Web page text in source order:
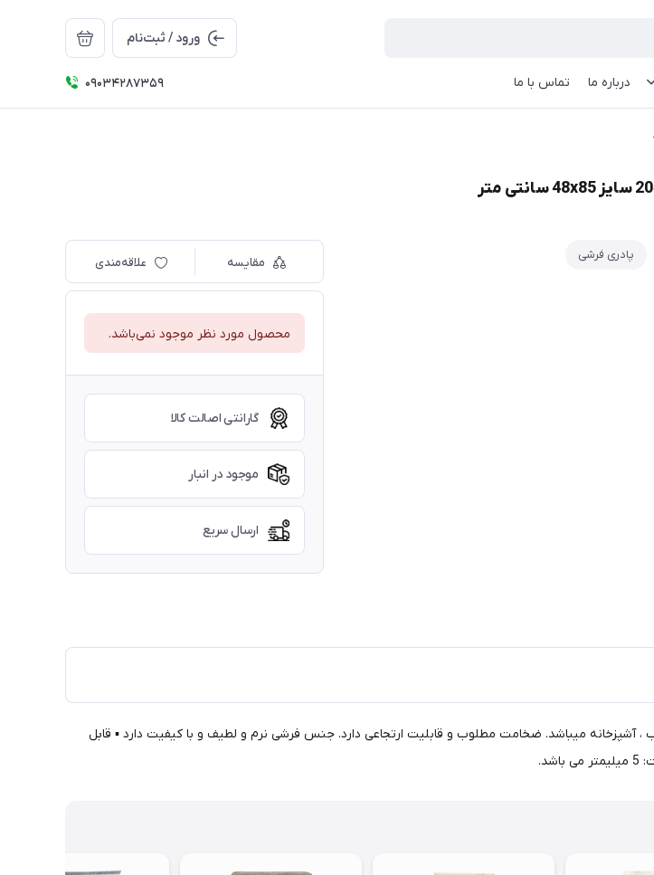
ورود / ثبت‌نام
درباره ما تماس با ما 09034287359
پادری فرشی
مقایسه علاقه‌مندی
محصول مورد نظر موجود نمی‌باشد.
گارانتی اصالت کالا
موجود در انبار
ارسال سریع
، آشپزخانه میباشد. ضخامت مطلوب و قابلیت ارتجاعی دارد. جنس فرشی نرم و لطیف و با کیفیت دارد ▪ قابل